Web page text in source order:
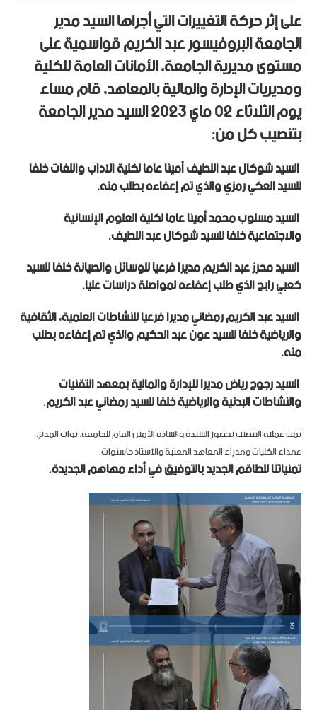
على إثر حركة التغييرات التي أجراها السيد مدير
الجامعة البروفيسور عبد الكريم قواسمية على
مستوى مديرية الجامعة، الأمانات العامة للكلية
ومديريات الإدارة والمالية بالمعاهد، قام مساء
يوم الثلاثاء 02 ماي 2023 السيد مدير الجامعة
بتنصيب كل من:
السيد شوكال عبد اللطيف أمينا عاما لكلية الآداب واللغات خلفا
للسيد العكي رمزي والذي تم إعفاءه بطلب منه.
السيد مسلوب محمد أمينا عاما لكلية العلوم الإنسانية
والاجتماعية خلفا للسيد شوكال عبد اللطيف.
السيد محرز عبد الكريم مديرا فرعيا للوسائل والصيانة خلفا للسيد
كعبي رابح الذي طلب إعفاءه لمواصلة دراسات عليا.
السيد عبد الكريم رمضاني مديرا فرعيا للنشاطات العلمية، الثقافية
والرياضية خلفا للسيد عون عبد الحكيم والذي تم إعفاءه بطلب
منه.
السيد رجوح رياض مديرا للإدارة والمالية بمعهد التقنيات
والنشاطات البدنية والرياضية خلفا للسيد رمضاني عبد الكريم.
تمت عملية التنصيب بحضور السيدة والسادة الأمين العام للجامعة، نواب المدير،
عمداء الكليات ومدراء المعاهد المعنية والأستاذ حاسنوات.
تمنياتنا للطاقم الجديد بالتوفيق في أداء مهاهم الجديدة.